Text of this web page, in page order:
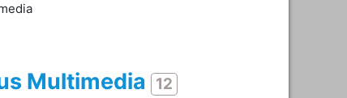
Multimedia 12